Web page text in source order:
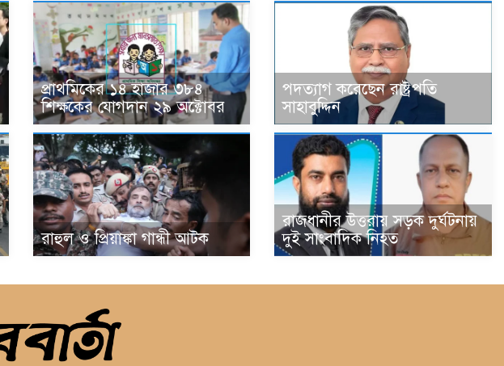
প্রাথমিকের ১৪ হাজার ৩৮৪
শিক্ষকের যোগদান ২৯ অক্টোবর
পদত্যাগ করেছেন রাষ্ট্রপতি
সাহাবুদ্দিন
রাহুল ও প্রিয়াঙ্কা গান্ধী আটক
রাজধানীর উত্তরায় সড়ক দুর্ঘটনায়
দুই সাংবাদিক নিহত